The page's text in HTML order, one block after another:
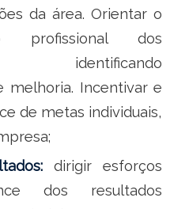
da área. Orientar o
profissional dos
identificando
melhoria. Incentivar e
de metas individuais,
dirigir esforços
dos resultados